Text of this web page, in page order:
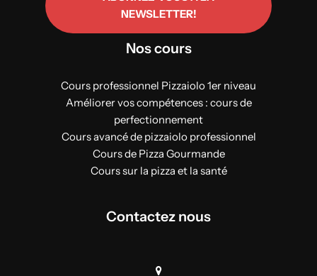
NEWSLETTER!
Nos cours
Cours professionnel Pizzaiolo 1er niveau
Améliorer vos compétences : cours de
perfectionnement
Cours avancé de pizzaiolo professionnel
Cours de Pizza Gourmande
Cours sur la pizza et la santé
Contactez nous